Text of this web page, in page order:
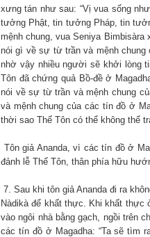
xưng tán như sau: “Vị vua sống
tưởng Phật, tin tưởng Pháp, tin
mệnh chung, vua Seniya Bimbisàra
nói gì về sự từ trần và mệnh
nhờ vậy nhiều người sẽ khởi lòng
Tôn đã chứng quả Bồ-đề ở
nói về sự từ trần và mệnh chung
và mệnh chung của các tín đồ ở
thời sao Thế Tôn có thể không thể
Tôn giả Ananda, vì các tín đồ ở
đảnh lễ Thế Tôn, thân phía hữu
7. Sau khi tôn giả Ananda đi ra
Nàdikà để khất thực. Khi khất thực
vào ngôi nhà bằng gạch, ngồi trên
các tín đồ ở Magadha: “Ta sẽ tìm